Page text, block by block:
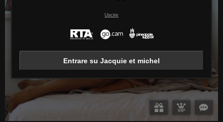
Uscire
Entrare su Jacquie et michel